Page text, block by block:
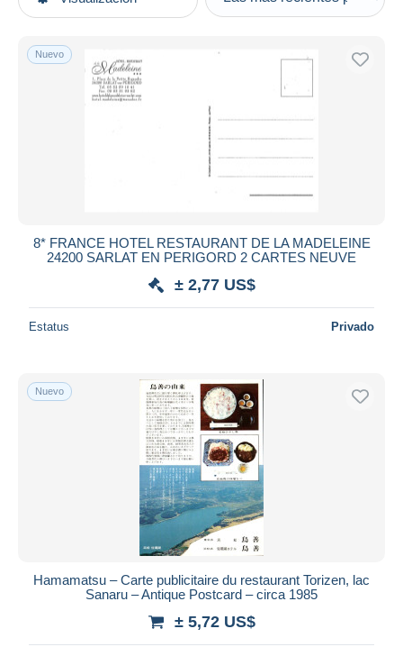
Temas
Comercio
Activas
Subasta con ofertas
Subastas sin pujas
Cerrando dentro
Sólo con descuento
Envío gratis
Transferencia bancaria
Mastercard
Bancontact
iDeal
Maestro
Nuevo
8* FRANCE HOTEL RESTAURANT DE LA MADELEINE
24200 SARLAT EN PERIGORD 2 CARTES NEUVE
± 2,77 US$
Estatus Privado
Nuevo
Hamamatsu – Carte publicitaire du restaurant Torizen, lac
Sanaru – Antique Postcard – circa 1985
± 5,72 US$